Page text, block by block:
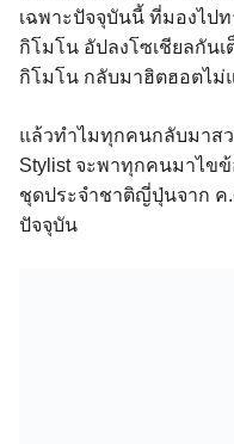
เฉพาะปัจจุบันนี้ ที่มองไป
กิโมโน อัปลงโซเชียลกัน
กิโมโน กลับมาฮิตฮอตไม่
แล้วทำไมทุกคนกลับมาส
Stylist จะพาทุกคนมาไขข้
ชุดประจำชาติญี่ปุ่นจาก ค
ปัจจุบัน